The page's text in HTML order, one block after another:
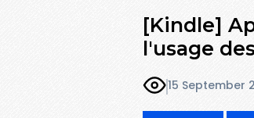
[Kindle]
l'usage
15 September